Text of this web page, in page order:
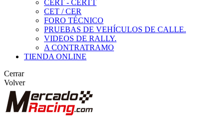
CERT - CERTT
CET / CER
FORO TÉCNICO
PRUEBAS DE VEHÍCULOS DE CALLE.
VIDEOS DE RALLY.
A CONTRATRAMO
TIENDA ONLINE
Cerrar
Volver